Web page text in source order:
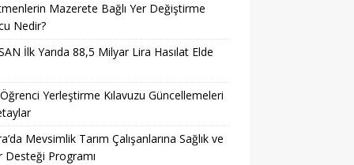
Mazerete Bağlı Yer Değiştirme
Nedir?
İlk Yarıda 88,5 Milyar Lira Hasılat Elde
Yerleştirme Kılavuzu Güncellemeleri
Mevsimlik Tarım Çalışanlarına Sağlık ve
Desteği Programı